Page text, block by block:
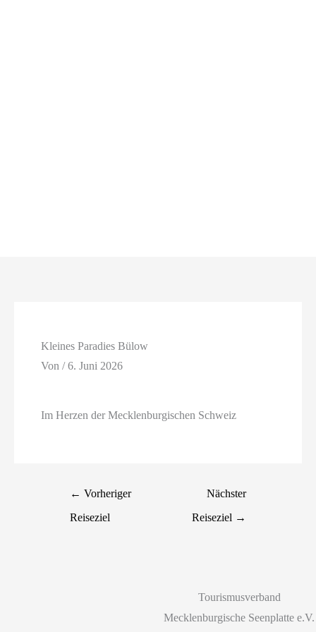
Kleines Paradies Bülow
Von/6. Juni 2026
Im Herzen der Mecklenburgischen Schweiz
← Vorheriger
Reiseziel
Nächster
Reiseziel →
Tourismusverband
Mecklenburgische Seenplatte e.V.